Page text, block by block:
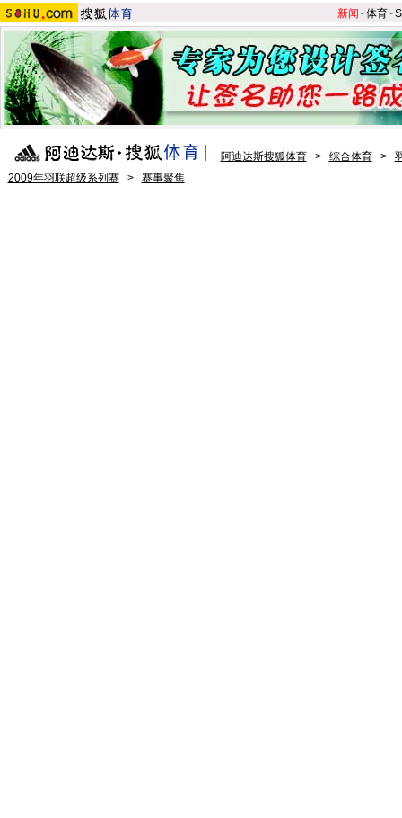
新闻 -体育-S
阿迪达斯搜狐体育 > 综合体育 >
2009年羽联超级系列赛
> 赛事聚焦